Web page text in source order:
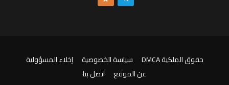
حقوق الملكية DMCA سياسة الخصوصية
إخلاء المسؤولية
عن الموقع
اتصل بنا